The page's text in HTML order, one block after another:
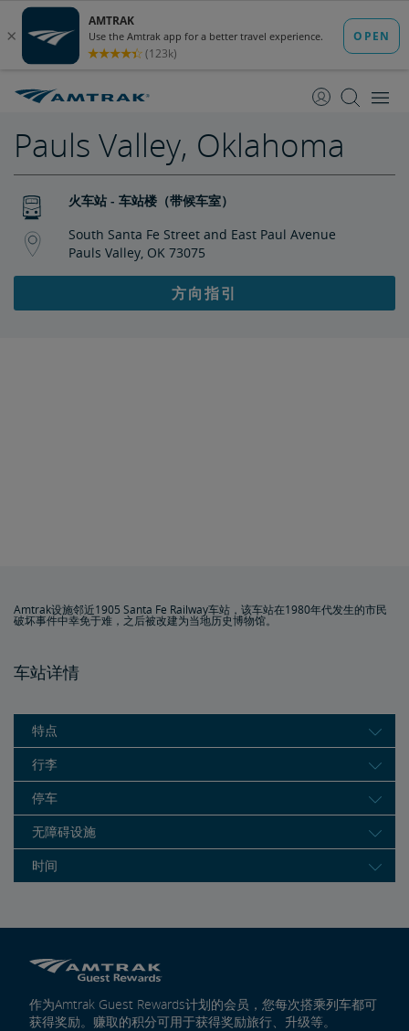
至
至
Pauls Valley, Oklahoma
火车站 - 车站楼（带候车室）
South Santa Fe Street and East Paul Avenue
Pauls Valley, OK 73075
方向指引
Amtrak设施邻近1905 Santa Fe Railway车站，该车站在1980年代发生的市民
破坏事件中幸免于难，之后被改建为当地历史博物馆。
车站详情
特点
行李
停车
无障碍设施
时间
作为Amtrak Guest Rewards计划的会员，您每次搭乘列车都可
获得奖励。赚取的积分可用于获得奖励旅行、升级等。